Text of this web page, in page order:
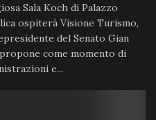
Sala Koch di Palazzo
ospiterà Visione Turismo,
del Senato Gian
come momento di
e...